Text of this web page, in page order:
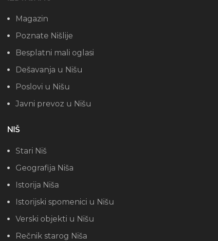
Magazin
Poznate Nišlije
Besplatni mali oglasi
Dešavanja u Nišu
Poslovi u Nišu
Javni prevoz u Nišu
NIŠ
Stari Niš
Geografija Niša
Istorija Niša
Istorijski spomenici u Nišu
Verski objekti u Nišu
Rečnik starog Niša